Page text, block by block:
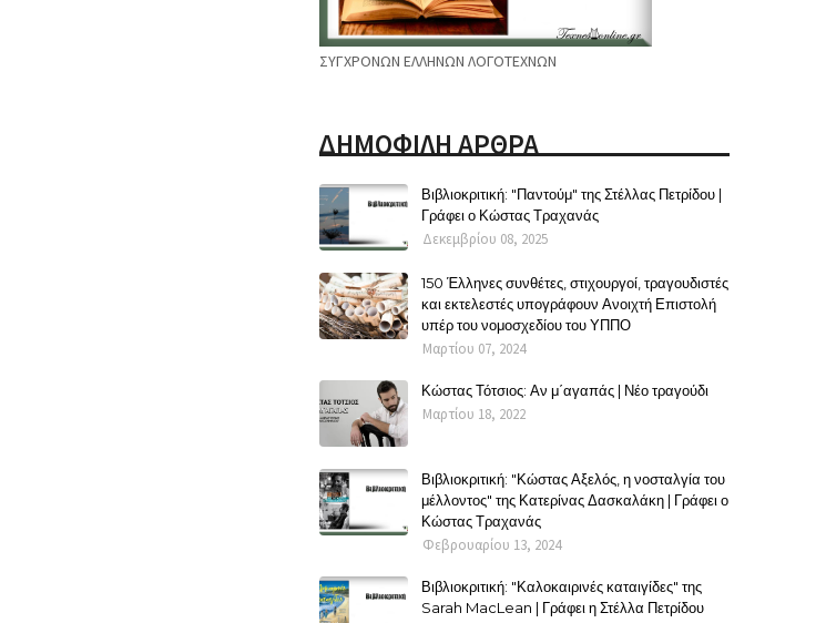
ΣΥΓΧΡΟΝΩΝ ΕΛΛΗΝΩΝ ΛΟΓΟΤΕΧΝΩΝ
ΔΗΜΟΦΙΛΗ ΑΡΘΡΑ
Βιβλιοκριτική: "Παντούμ" της Στέλλας Πετρίδου |
Γράφει ο Κώστας Τραχανάς
Δεκεμβρίου 08, 2025
150 Έλληνες συνθέτες, στιχουργοί, τραγουδιστές
και εκτελεστές υπογράφουν Ανοιχτή Επιστολή
υπέρ του νομοσχεδίου του ΥΠΠΟ
Μαρτίου 07, 2024
Κώστας Τότσιος: Αν μ΄αγαπάς | Νέο τραγούδι
Μαρτίου 18, 2022
Βιβλιοκριτική: "Κώστας Αξελός, η νοσταλγία του
μέλλοντος" της Κατερίνας Δασκαλάκη | Γράφει ο
Κώστας Τραχανάς
Φεβρουαρίου 13, 2024
Βιβλιοκριτική: "Καλοκαιρινές καταιγίδες" της
Sarah MacLean | Γράφει η Στέλλα Πετρίδου